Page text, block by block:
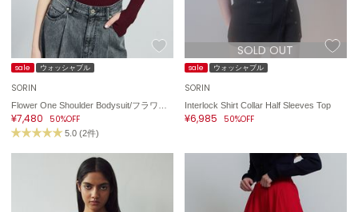
BANDOLIER
バンドリヤー
Barbour
バブアー
ビヨンドクローゼット
カルバン・クライン
sale ウォッシャブル
SORIN
¥7,480 50%OFF
5.0 (2件)
SOLD OUT
sale ウォッシャブル
SORIN
Interlock Shirt Collar Half Sleeves Top
¥6,985 50%OFF